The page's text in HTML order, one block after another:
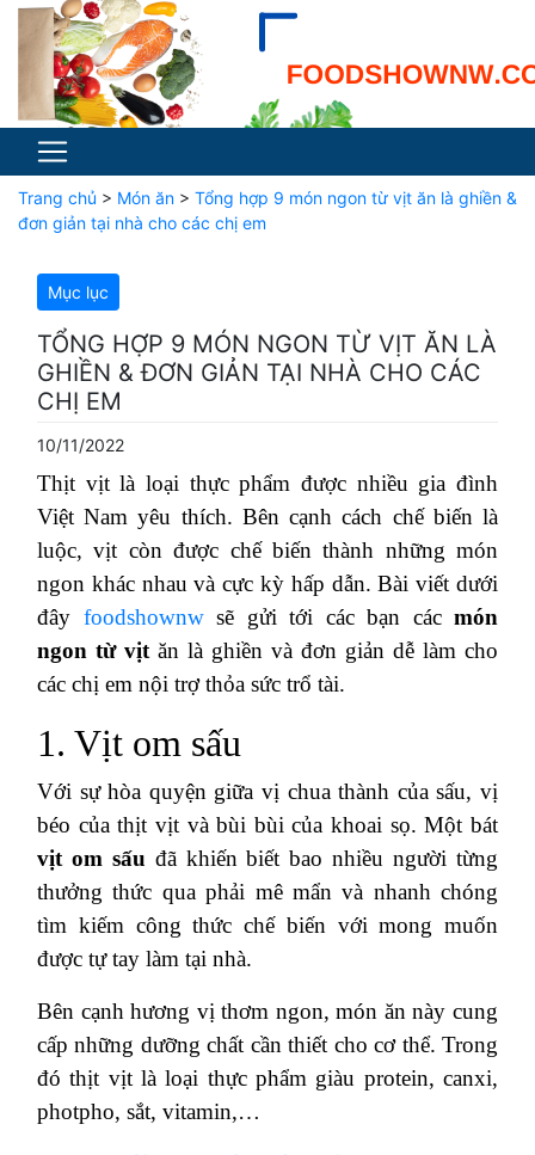
Trang chủ > Món ăn > Tổng hợp 9 món ngon từ vịt ăn là ghiền &
đơn giản tại nhà cho các chị em
Mục lục
TỔNG HỢP 9 MÓN NGON TỪ VỊT ĂN LÀ
GHIỀN & ĐƠN GIẢN TẠI NHÀ CHO CÁC
CHỊ EM
10/11/2022
Thịt vịt là loại thực phẩm được nhiều gia đình
Việt Nam yêu thích. Bên cạnh cách chế biến là
luộc, vịt còn được chế biến thành những món
ngon khác nhau và cực kỳ hấp dẫn. Bài viết dưới
đây foodshownwsẽ gửi tới các bạn cácmón
ngon từ vịt ăn là ghiền và đơn giản dễ làm cho
các chị em nội trợ thỏa sức trổ tài.
1. Vịt om sấu
Với sự hòa quyện giữa vị chua thành của sấu, vị
béo của thịt vịt và bùi bùi của khoai sọ. Một bát
vịt om sấu đã khiến biết bao nhiều người từng
thưởng thức qua phải mê mẩn và nhanh chóng
tìm kiếm công thức chế biến với mong muốn
được tự tay làm tại nhà.
Bên cạnh hương vị thơm ngon, món ăn này cung
cấp những dưỡng chất cần thiết cho cơ thể. Trong
đó thịt vịt là loại thực phẩm giàu protein, canxi,
photpho, sắt, vitamin,…